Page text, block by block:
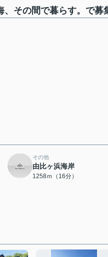
その間で暮らす。で募
その他
由比ヶ浜海岸
1258ｍ（16分）